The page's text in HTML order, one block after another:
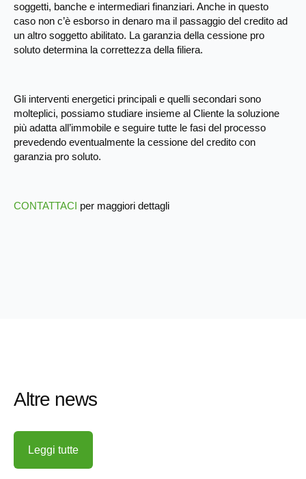
soggetti, banche e intermediari finanziari. Anche in questo
caso non c’è esborso in denaro ma il passaggio del credito ad
un altro soggetto abilitato. La garanzia della cessione pro
soluto determina la correttezza della filiera.
Gli interventi energetici principali e quelli secondari sono
molteplici, possiamo studiare insieme al Cliente la soluzione
più adatta all’immobile e seguire tutte le fasi del processo
prevedendo eventualmente la cessione del credito con
garanzia pro soluto.
CONTATTACI per maggiori dettagli
Altre news
Leggi tutte